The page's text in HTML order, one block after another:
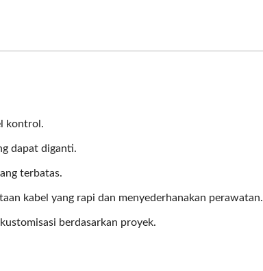
kontrol.
dapat diganti.
terbatas.
kabel yang rapi dan menyederhanakan perawatan.
berdasarkan proyek.